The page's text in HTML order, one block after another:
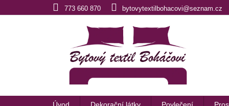
na
773 660 870 bytovytextilbohacovi@seznam.cz